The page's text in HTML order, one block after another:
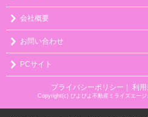
会社概要
お問い合わせ
PCサイト
プライバシーポリシー ｜ 利用
Copyright(c) ぴよぴよ不動産ミライズエー